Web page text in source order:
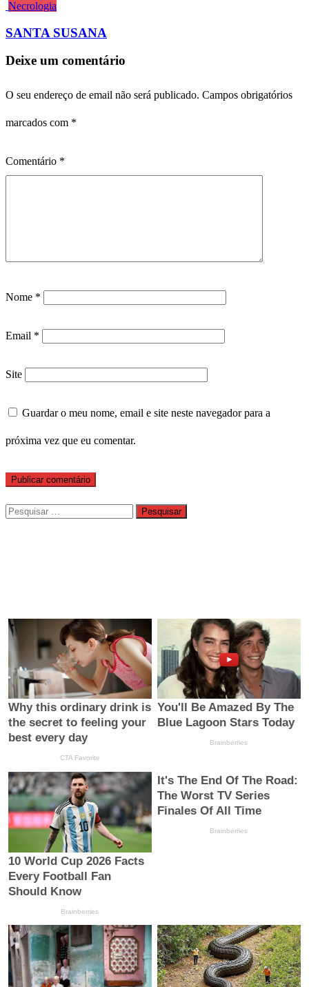
Necrologia
SANTA SUSANA
Deixe um comentário
O seu endereço de email não será publicado. Campos obrigatórios
marcados com *
Comentário *
Nome *
Email *
Site
Guardar o meu nome, email e site neste navegador para a
próxima vez que eu comentar.
Pesquisar
por: